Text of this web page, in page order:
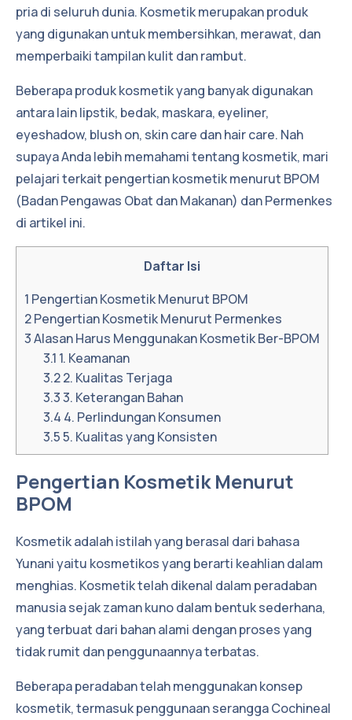
pria di seluruh dunia. Kosmetik merupakan produk
yang digunakan untuk membersihkan, merawat, dan
memperbaiki tampilan kulit dan rambut.
Beberapa produk kosmetik yang banyak digunakan
antara lain lipstik, bedak, maskara, eyeliner,
eyeshadow, blush on, skin care dan hair care. Nah
supaya Anda lebih memahami tentang kosmetik, mari
pelajari terkait pengertian kosmetik menurut BPOM
(Badan Pengawas Obat dan Makanan) dan Permenkes
di artikel ini.
Daftar Isi
1 Pengertian Kosmetik Menurut BPOM
2Pengertian Kosmetik Menurut Permenkes
3Alasan Harus Menggunakan Kosmetik Ber-BPOM
3.1 1. Keamanan
3.22. Kualitas Terjaga
3.33. Keterangan Bahan
3.4 4. Perlindungan Konsumen
3.55. Kualitas yang Konsisten
Pengertian Kosmetik Menurut
BPOM
Kosmetik adalah istilah yang berasal dari bahasa
Yunani yaitu kosmetikos yang berarti keahlian dalam
menghias. Kosmetik telah dikenal dalam peradaban
manusia sejak zaman kuno dalam bentuk sederhana,
yang terbuat dari bahan alami dengan proses yang
tidak rumit dan penggunaannya terbatas.
Beberapa peradaban telah menggunakan konsep
kosmetik, termasuk penggunaan serangga Cochineal